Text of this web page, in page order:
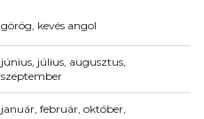
görög, kevés angol
június, július, augusztus,
szeptember
január, február, október,